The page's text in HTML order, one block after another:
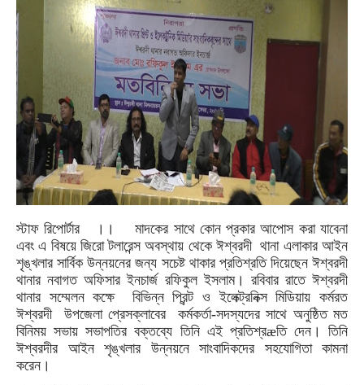
স্টাফ রিপোর্টার ।।
মাদকের সাথে কোন প্রকার আপোস করা যাবেনা
এবং এ বিষয়ে জিরো টলারেন্স অবস্থায় থেকে ঈশ্বরদী থানা এলাকার আইন
শৃঙ্খলার সার্বিক উন্নয়নের জন্য সচেষ্ট থাকার প্রতিশ্রতি দিয়েছেন ঈশ্বরদী
থানার নবাগত অফিসার ইনচার্জ রফিকুল ইসলাম। রবিবার রাতে ঈশ্বরদী
থানার সম্মেলন কক্ষে
বিভিন্ন প্রিন্ট ও ইলেক্ট্রনিক্স মিডিয়ায় কর্মরত
ঈশ্বরদী
উপজেলা প্রেসক্লাবের
কর্মকর্তা-সদস্যদের সাথে অনুষ্ঠিত মত
বিনিময় সভায় সভাপতির বক্তব্যে তিনি এই প্রতিশ্রæতি দেন। তিনি
ঈশ্বরদীর আইন শৃঙ্খলার উন্নয়নে সাংবাদিকদের সহযোগিতা কামনা
করেন।